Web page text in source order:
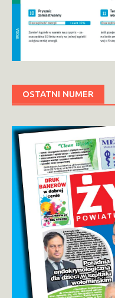
OSTATNI NUMER